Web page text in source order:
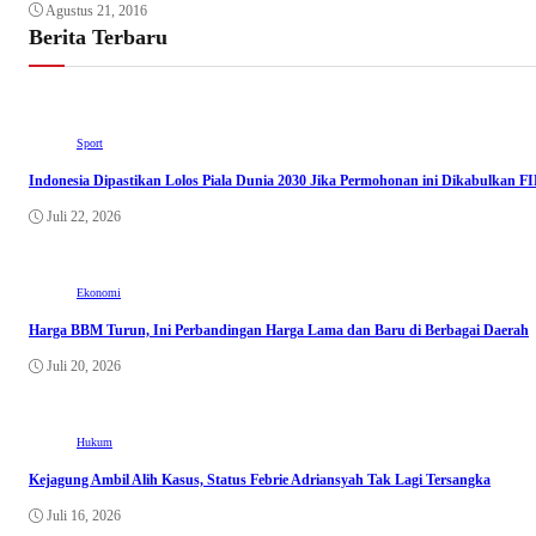
Agustus 21, 2016
Berita Terbaru
Sport
Indonesia Dipastikan Lolos Piala Dunia 2030 Jika Permohonan ini Dikabulkan
Juli 22, 2026
Ekonomi
Harga BBM Turun, Ini Perbandingan Harga Lama dan Baru di Berbagai Daerah
Juli 20, 2026
Hukum
Kejagung Ambil Alih Kasus, Status Febrie Adriansyah Tak Lagi Tersangka
Juli 16, 2026